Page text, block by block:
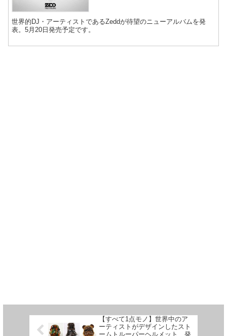
世界的DJ・アーティストであるZeddが待望のニューアルバムを発
表。5月20日発売予定です。
【すべて1点モノ】世界中のア
ーティストがデザインしたスト
ームトルーパーヘルメット、発